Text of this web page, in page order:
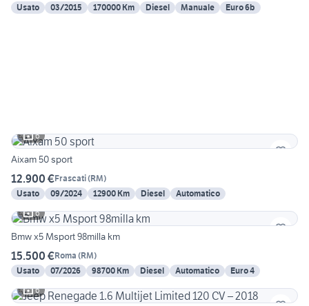
Usato
03/2015 170000 Km Diesel Manuale Euro 6b
6
Aixam 50 sport
12.900 €Frascati(RM)
Usato
09/2024 12900 Km Diesel
Automatico
6
Bmw x5 Msport 98milla km
15.500 €Roma (RM)
Usato
07/2026 98700 Km Diesel Automatico
Euro 4
6